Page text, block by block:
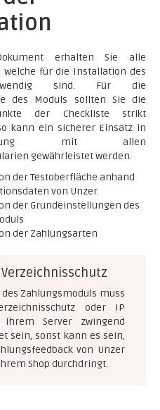
erhalten Sie alle
für die Installation des
sind. Für die
des Moduls sollten Sie die
der Checkliste strikt
kann ein sicherer Einsatz in
mit allen
gewährleistet werden.
der Testoberfläche anhand
von Unzer.
der Grundeinstellungen des
der Zahlungsarten
des Zahlungsmoduls muss
oder IP
Server zwingend
sein, sonst kann es sein,
von Unzer
Shop durchdringt.